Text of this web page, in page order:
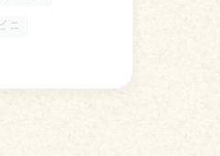
ニ